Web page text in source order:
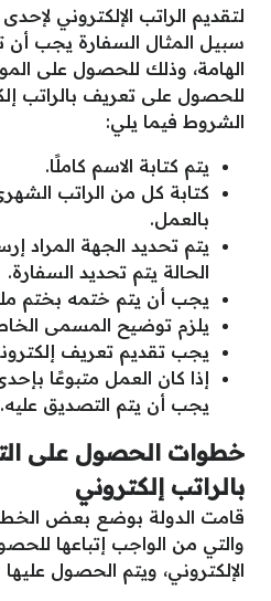
لتقديم الراتب الإلكتروني
سبيل المثال السفارة يجب
الهامة، وذلك للحصول على
للحصول على تعريف بالراتب
الشروط فيما يلي:
يتم كتابة الاسم كاملًا.
كتابة كل من الراتب
بالعمل.
يتم تحديد الجهة المراد
الحالة يتم تحديد السفارة.
يجب أن يتم ختمه بختم
يلزم توضيح المسمى
يجب تقديم تعريف
إذا كان العمل متبوعًا
يجب أن يتم التصديق عليه.
خطوات الحصول على
بالراتب إلكتروني
قامت الدولة بوضع بعض
والتي من الواجب إتباعها
الإلكتروني، ويتم الحصول